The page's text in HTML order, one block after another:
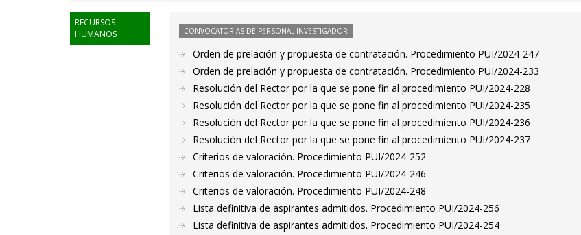
RECURSOS
HUMANOS
CONVOCATORIAS DE PERSONAL INVESTIGADOR
Orden de prelación y propuesta de contratación. Procedimiento PUI/2024-247
Orden de prelación y propuesta de contratación. Procedimiento PUI/2024-233
Resolución del Rector por la que se pone fin al procedimiento PUI/2024-228
Resolución del Rector por la que se pone fin al procedimiento PUI/2024-235
Resolución del Rector por la que se pone fin al procedimiento PUI/2024-236
Resolución del Rector por la que se pone fin al procedimiento PUI/2024-237
Criterios de valoración. Procedimiento PUI/2024-252
Criterios de valoración. Procedimiento PUI/2024-246
Criterios de valoración. Procedimiento PUI/2024-248
Lista definitiva de aspirantes admitidos. Procedimiento PUI/2024-256
Lista definitiva de aspirantes admitidos. Procedimiento PUI/2024-254